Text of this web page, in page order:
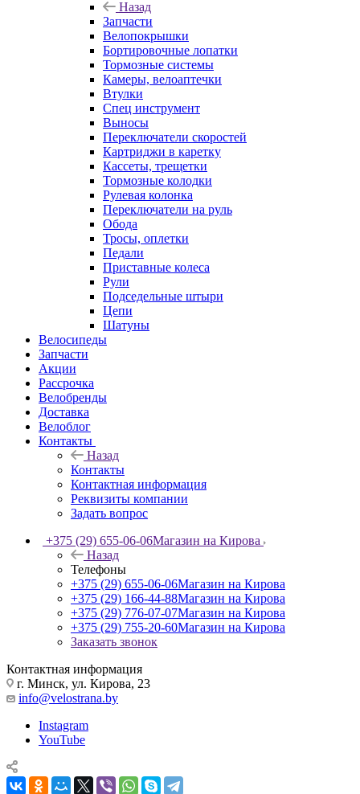
Назад
Запчасти
Велопокрышки
Бортировочные лопатки
Тормозные системы
Камеры, велоаптечки
Втулки
Спец инструмент
Выносы
Переключатели скоростей
Картриджи в каретку
Кассеты, трещетки
Тормозные колодки
Рулевая колонка
Переключатели на руль
Обода
Тросы, оплетки
Педали
Приставные колеса
Рули
Подседельные штыри
Цепи
Шатуны
Велосипеды
Запчасти
Акции
Рассрочка
Велобренды
Доставка
Велоблог
Контакты
Назад
Контакты
Контактная информация
Реквизиты компании
Задать вопрос
+375 (29) 655-06-06Магазин на Кирова
Назад
Телефоны
+375 (29) 655-06-06Магазин на Кирова
+375 (29) 166-44-88Магазин на Кирова
+375 (29) 776-07-07Магазин на Кирова
+375 (29) 755-20-60Магазин на Кирова
Заказать звонок
Контактная информация
г. Минск, ул. Кирова, 23
info@velostrana.by
Instagram
YouTube